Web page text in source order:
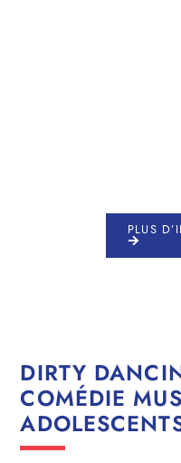
PLUS
DIRTY
COMÉDIE